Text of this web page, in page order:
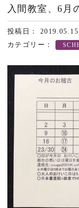
入間教室、6月
投稿日： 2019.05.15
カテゴリー：